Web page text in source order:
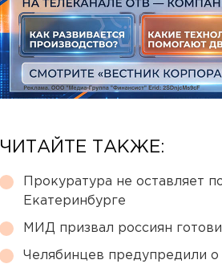
ЧИТАЙТЕ ТАКЖЕ:
Прокуратура не оставляет
Екатеринбурге
МИД призвал россиян
Челябинцев предупредили